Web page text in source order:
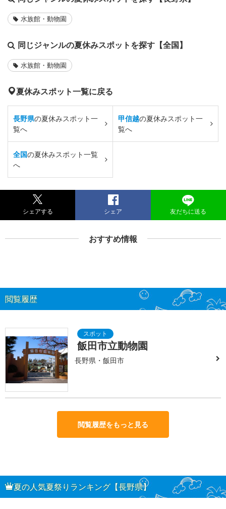
水族館・動物園
同じジャンルの夏休みスポットを探す【全国】
水族館・動物園
夏休みスポット一覧に戻る
長野県の夏休みスポット一
覧へ
甲信越の夏休みスポット一
覧へ
全国の夏休みスポット一覧
へ
シェアする シェア 友だちに送る
おすすめ情報
閲覧履歴
飯田市立動物園
長野県・飯田市
閲覧履歴をもっと見る
夏の人気夏祭りランキング【長野県】